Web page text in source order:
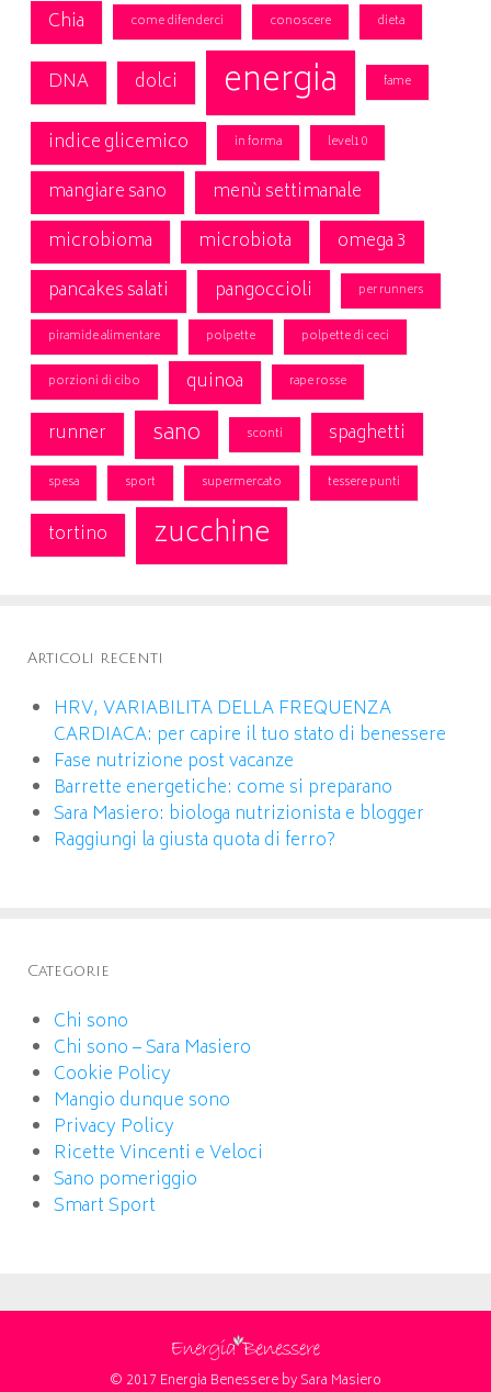
Chia come difenderci conoscere dieta
DNA dolci energia fame
indice glicemico in forma level10
mangiare sano
menù settimanale
microbioma
microbiota
omega 3
pancakes salati
pangoccioli per runners
piramide alimentare polpette polpette di ceci
porzioni di cibo quinoa rape rosse
runner sano sconti spaghetti
spesa sport supermercato tessere punti
tortino zucchine
Articoli recenti
HRV, VARIABILITA DELLA FREQUENZA
CARDIACA: per capire il tuo stato di benessere
Fase nutrizione post vacanze
Barrette energetiche: come si preparano
Sara Masiero: biologa nutrizionista e blogger
Raggiungi la giusta quota di ferro?
Categorie
Chi sono
Chi sono – Sara Masiero
Cookie Policy
Mangio dunque sono
Privacy Policy
Ricette Vincenti e Veloci
Sano pomeriggio
Smart Sport
© 2017 Energia Benessere by Sara Masiero